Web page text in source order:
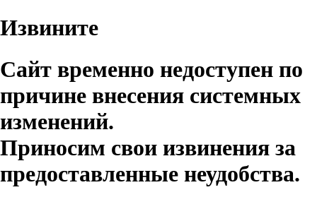
Извините
Сайт временно недоступен по
причине внесения системных
изменений.
Приносим свои извинения за
предоставленные неудобства.